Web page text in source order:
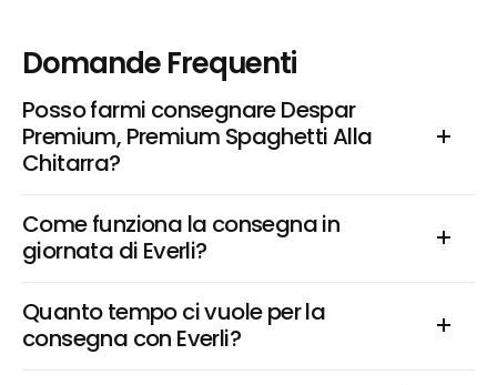
Domande Frequenti
Posso farmi consegnare Despar
Premium, Premium Spaghetti Alla
Chitarra?
Come funziona la consegna in
giornata di Everli?
Quanto tempo ci vuole per la
consegna con Everli?